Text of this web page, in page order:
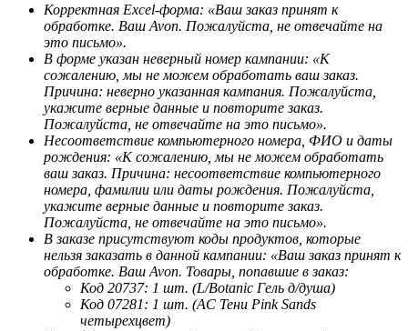
Корректная Excel-форма: «Ваш заказ принят к
обработке. Ваш Avon. Пожалуйста, не отвечайте на
это письмо».
В форме указан неверный номер кампании: «К
сожалению, мы не можем обработать ваш заказ.
Причина: неверно указанная кампания. Пожалуйста,
укажите верные данные и повторите заказ.
Пожалуйста, не отвечайте на это письмо».
Несоответствие компьютерного номера, ФИО и даты
рождения: «К сожалению, мы не можем обработать
ваш заказ. Причина: несоответствие компьютерного
номера, фамилии или даты рождения. Пожалуйста,
укажите верные данные и повторите заказ.
Пожалуйста, не отвечайте на это письмо».
В заказе присутствуют коды продуктов, которые
нельзя заказать в данной кампании: «Ваш заказ принят к
обработке. Ваш Avon. Товары, попавшие в заказ:
Код 20737: 1 шт. (L/Botanic Гель д/душа)
Код 07281: 1 шт. (АС Тени Pink Sands
четырехцвет)